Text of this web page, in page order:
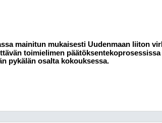
mainitun mukaisesti Uudenmaan liiton
toimielimen päätöksentekoprosessissa
pykälän osalta kokouksessa.